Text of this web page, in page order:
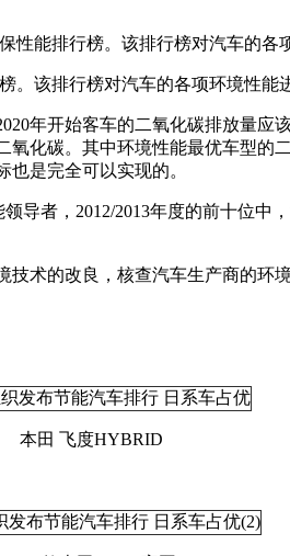
能排行榜。该排行榜对汽车的各
该排行榜对汽车的各项环境性能
年开始客车的二氧化碳排放量
氧化碳。其中环境性能最优车型的
是完全可以实现的。
导者，2012/2013年度的前十位
术的改良，核查汽车生产商的环
本田 飞度HYBRID